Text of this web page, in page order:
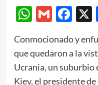
Gmail
Conmocionado y
que quedaron a la
Ucrania, un suburbio
Kiev, el presidente